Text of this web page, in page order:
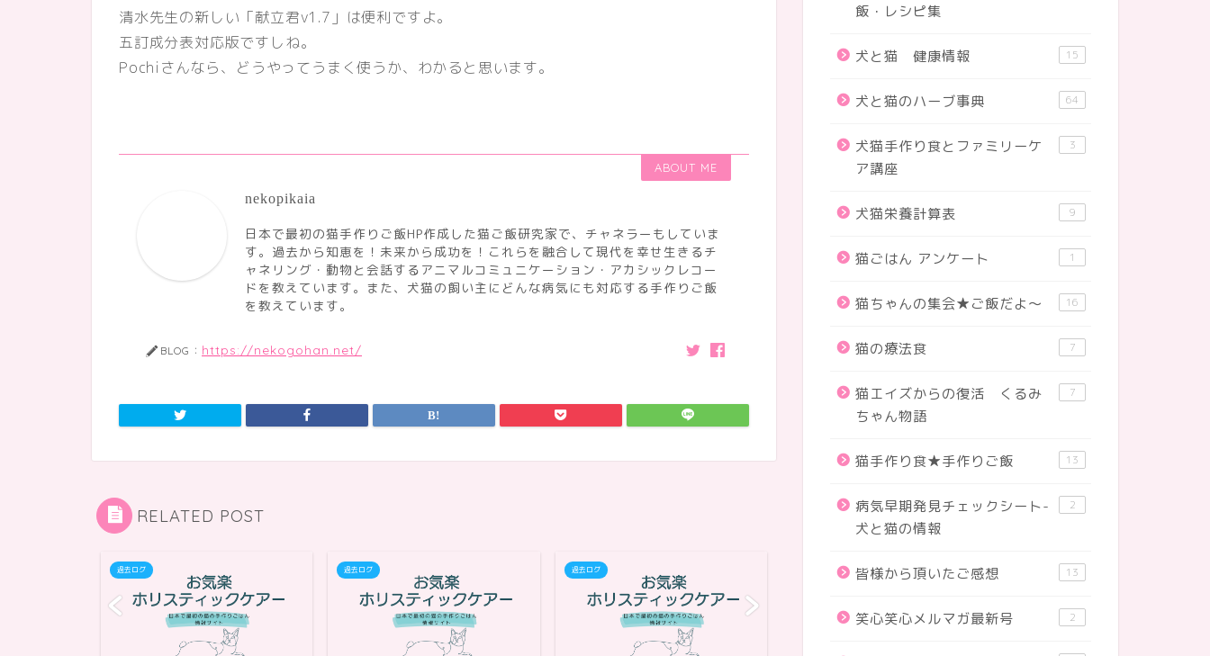
清水先生の新しい「献立君v1.7」は便利ですよ。
五訂成分表対応版ですしね。
Pochiさんなら、どうやってうまく使うか、わかると思います。
ABOUT ME
nekopikaia
日本で最初の猫手作りご飯HP作成した猫ご飯研究家で、チャネラーもしていま
す。過去から知恵を！未来から成功を！これらを融合して現代を幸せ生きるチ
ャネリング・動物と会話するアニマルコミュニケーション・アカシックレコー
ドを教えています。また、犬猫の飼い主にどんな病気にも対応する手作りご飯
を教えています。
BLOG： https://nekogohan.net/
RELATED POST
過去ログ 過去ログ 過去ログ
飯・レシピ集
犬と猫 健康情報 15
犬と猫のハーブ事典 64
犬猫手作り食とファミリーケ
ア講座
3
犬猫栄養計算表 9
猫ごはん アンケート 1
猫ちゃんの集会★ご飯だよ～ 16
猫の療法食 7
猫エイズからの復活 くるみ
ちゃん物語
7
猫手作り食★手作りご飯 13
病気早期発見チェックシート-
犬と猫の情報
2
皆様から頂いたご感想 13
笑心笑心メルマガ最新号 2